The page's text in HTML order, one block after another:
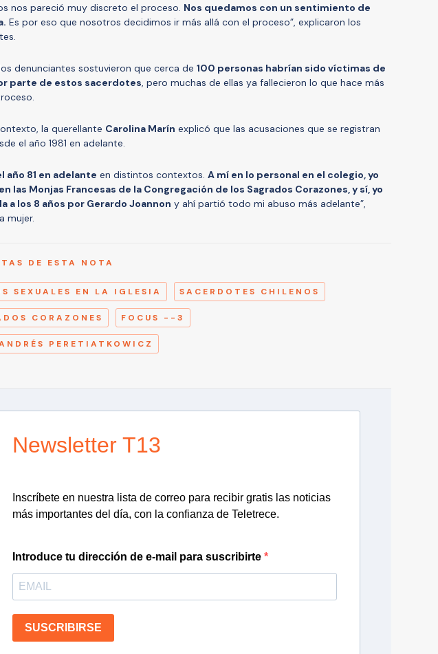
nos pareció muy discreto el proceso. Nos quedamos con un sentimiento de
Es por eso que nosotros decidimos ir más allá con el proceso”, explicaron los
denunciantes sostuvieron que cerca de 100 personas habrían sido víctimas de
parte de estos sacerdotes, pero muchas de ellas ya fallecieron lo que hace más
la querellante Carolina Marín explicó que las acusaciones que se registran
el año 1981 en adelante.
año 81 en adelante en distintos contextos. A mí en lo personal en el colegio, yo
las Monjas Francesas de la Congregación de los Sagrados Corazones, y sí, yo
a los 8 años por Gerardo Joannon y ahí partió todo mi abuso más adelante”,
mujer.
DE ESTA NOTA
SEXUALES EN LA IGLESIA SACERDOTES CHILENOS
CORAZONES FOCUS --3
PERETIATKOWICZ
Newsletter T13
Inscríbete en nuestra lista de correo para recibir gratis las noticias
más importantes del día, con la confianza de Teletrece.
Introduce tu dirección de e-mail para suscribirte
SUSCRIBIRSE